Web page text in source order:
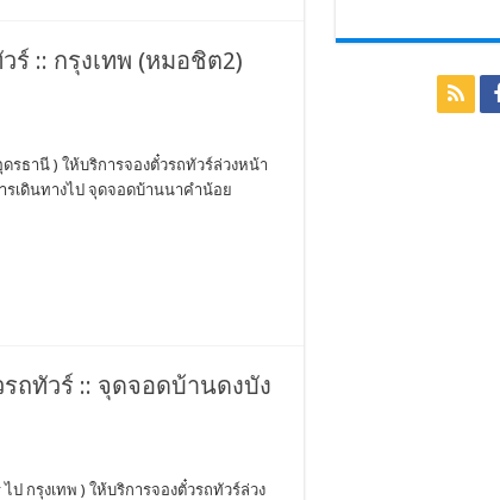
:: กรุงเทพ (หมอชิต2)
ธานี ) ให้บริการจองตั๋วรถทัวร์ล่วงหน้า
รเดินทางไป จุดจอดบ้านนาคำน้อย
ถทัวร์ :: จุดจอดบ้านดงบัง
กรุงเทพ ) ให้บริการจองตั๋วรถทัวร์ล่วง